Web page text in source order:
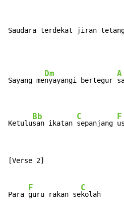
Saudara terdekat jiran
Sayang me
Dm
nyayangi bertegur
A
Ketulu
Bb
san ikatan
C
sepanjang
F
[Verse 2]
Para
F
guru rakan se
C
kolah